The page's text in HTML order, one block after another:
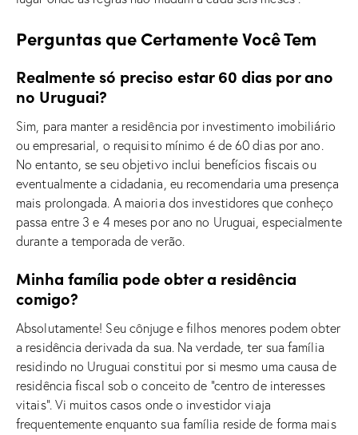
Perguntas que Certamente Você Tem
Realmente só preciso estar 60 dias por ano
no Uruguai?
Sim, para manter a residência por investimento imobiliário
ou empresarial, o requisito mínimo é de 60 dias por ano.
No entanto, se seu objetivo inclui benefícios fiscais ou
eventualmente a cidadania, eu recomendaria uma presença
mais prolongada. A maioria dos investidores que conheço
passa entre 3 e 4 meses por ano no Uruguai, especialmente
durante a temporada de verão.
Minha família pode obter a residência
comigo?
Absolutamente! Seu cônjuge e filhos menores podem obter
a residência derivada da sua. Na verdade, ter sua família
residindo no Uruguai constitui por si mesmo uma causa de
residência fiscal sob o conceito de “centro de interesses
vitais”. Vi muitos casos onde o investidor viaja
frequentemente enquanto sua família reside de forma mais